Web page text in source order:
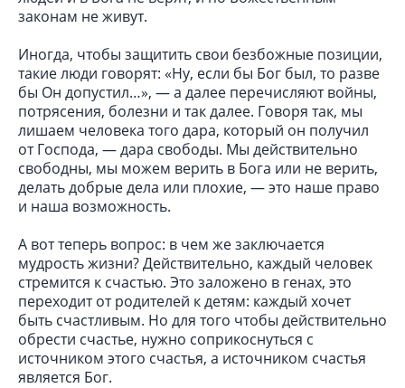
законам не живут.
Иногда, чтобы защитить свои безбожные позиции,
такие люди говорят: «Ну, если бы Бог был, то разве
бы Он допустил…», — а далее перечисляют войны,
потрясения, болезни и так далее. Говоря так, мы
лишаем человека того дара, который он получил
от Господа, — дара свободы. Мы действительно
свободны, мы можем верить в Бога или не верить,
делать добрые дела или плохие, — это наше право
и наша возможность.
А вот теперь вопрос: в чем же заключается
мудрость жизни? Действительно, каждый человек
стремится к счастью. Это заложено в генах, это
переходит от родителей к детям: каждый хочет
быть счастливым. Но для того чтобы действительно
обрести счастье, нужно соприкоснуться с
источником этого счастья, а источником счастья
является Бог.